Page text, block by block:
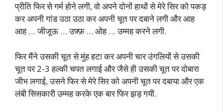
प्रीति फिर से गर्म होने लगी, वो अपने दोनों हाथों से मेरे सिर को पकड़
कर अपनी गांड उठा उठा कर अपनी चूत पर दबाने लगी और आह
आह … जीजूऊ … उफ़्फ़ … ओह … उम्मह करने लगी.
फिर मैंने उसकी चूत से मुंह हटा कर अपनी चार उंगलियों से उसकी
चूत पर 2-3 हल्की चपत लगाई और जैसे ही उसकी चूत पर दोबारा
जीभ लगाई, उसने फिर से मेरे सिर को अपनी चूत पर दबाया और एक
लंबी सिसकारी उम्मह करके एक बार फिर झड़ गयी.